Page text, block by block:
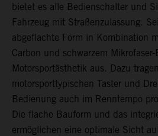
bietet es alle Bedienschalter und
Fahrzeug mit Straßenzulassung.
abgeflachte Form in Kombination
Carbon und schwarzem
Motorsportästhetik aus. Dazu
motorsporttypischen Taster und
Bedienung auch im Renntempo
Die flache Bauform und das
ermöglichen eine optimale Sicht